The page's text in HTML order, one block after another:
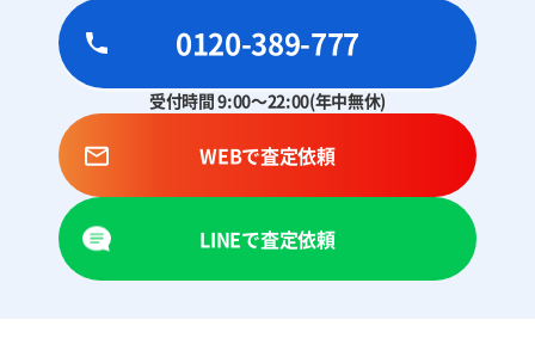
0120-389-777
受付時間 9:00～22:00(年中無休)
WEBで査定依頼
LINEで査定依頼